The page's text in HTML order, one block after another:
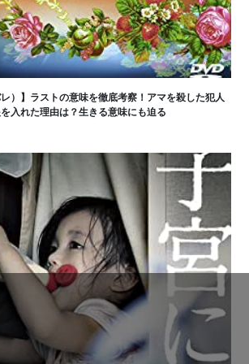
レ）】ラストの意味を徹底考察！アマを殺した犯人
入れた理由は？生きる意味にも迫る